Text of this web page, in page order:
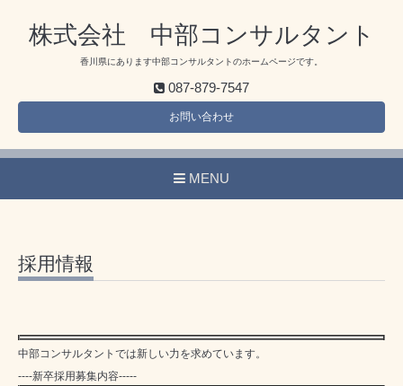
株式会社 中部コンサルタント
香川県にあります中部コンサルタントのホームページです。
087-879-7547
お問い合わせ
MENU
採用情報
中部コンサルタントでは新しい力を求めています。
----新卒採用募集内容-----